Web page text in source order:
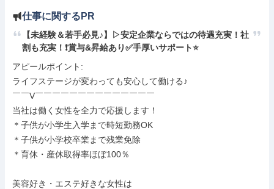
仕事に関するPR
【未経験＆若手必見♪】▷安定企業ならではの待遇充実！社
割も充実！❗️賞与&昇給あり✅手厚いサポート⭐️
アピールポイント:
ライフステージが変わっても安心して働ける♪
￣￣V￣￣￣￣￣￣￣￣￣￣￣￣￣￣
当社は働く女性を全力で応援します！
＊子供が小学生入学まで時短勤務OK
＊子供が小学校卒業まで残業免除
＊育休・産休取得率ほぼ100％
美容好き・エステ好きな女性は